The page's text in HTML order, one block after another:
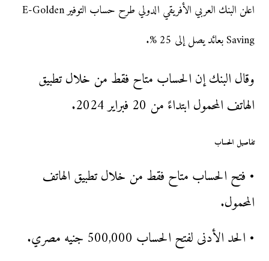
اعلن البنك العربي الأفريقي الدولي طرح حساب التوفير E-Golden
Saving بعائد يصل إلى 25 %.
وقال البنك إن الحساب متاح فقط من خلال تطبيق
الهاتف المحمول ابتداءً من 20 فبراير 2024.
تفاصيل الحساب
• فتح الحساب متاح فقط من خلال تطبيق الهاتف
المحمول.
• الحد الأدنى لفتح الحساب 500,000 جنيه مصري.